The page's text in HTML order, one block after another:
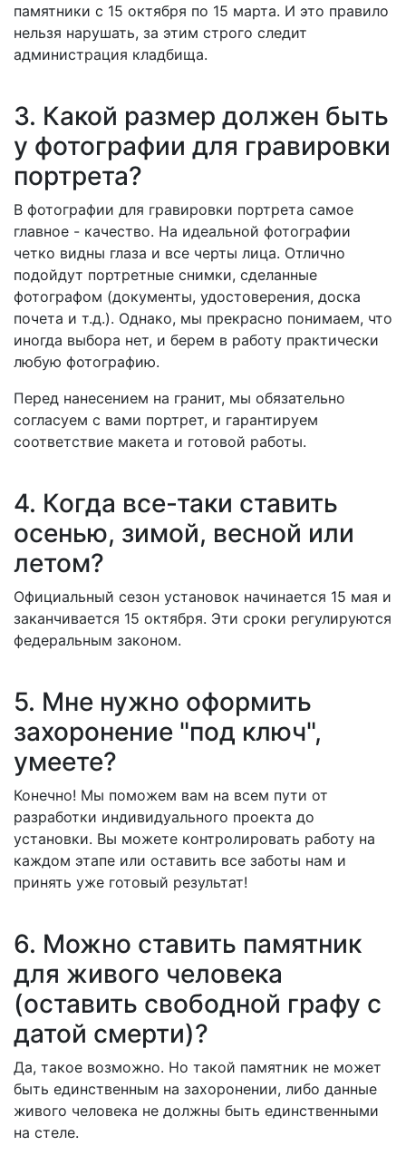
памятники с 15 октября по 15 марта. И это правило
нельзя нарушать, за этим строго следит
администрация кладбища.
3. Какой размер должен быть
у фотографии для гравировки
портрета?
В фотографии для гравировки портрета самое
главное - качество. На идеальной фотографии
четко видны глаза и все черты лица. Отлично
подойдут портретные снимки, сделанные
фотографом (документы, удостоверения, доска
почета и т.д.). Однако, мы прекрасно понимаем, что
иногда выбора нет, и берем в работу практически
любую фотографию.
Перед нанесением на гранит, мы обязательно
согласуем с вами портрет, и гарантируем
соответствие макета и готовой работы.
4. Когда все-таки ставить
осенью, зимой, весной или
летом?
Официальный сезон установок начинается 15 мая и
заканчивается 15 октября. Эти сроки регулируются
федеральным законом.
5. Мне нужно оформить
захоронение "под ключ",
умеете?
Конечно! Мы поможем вам на всем пути от
разработки индивидуального проекта до
установки. Вы можете контролировать работу на
каждом этапе или оставить все заботы нам и
принять уже готовый результат!
6. Можно ставить памятник
для живого человека
(оставить свободной графу с
датой смерти)?
Да, такое возможно. Но такой памятник не может
быть единственным на захоронении, либо данные
живого человека не должны быть единственными
на стеле.